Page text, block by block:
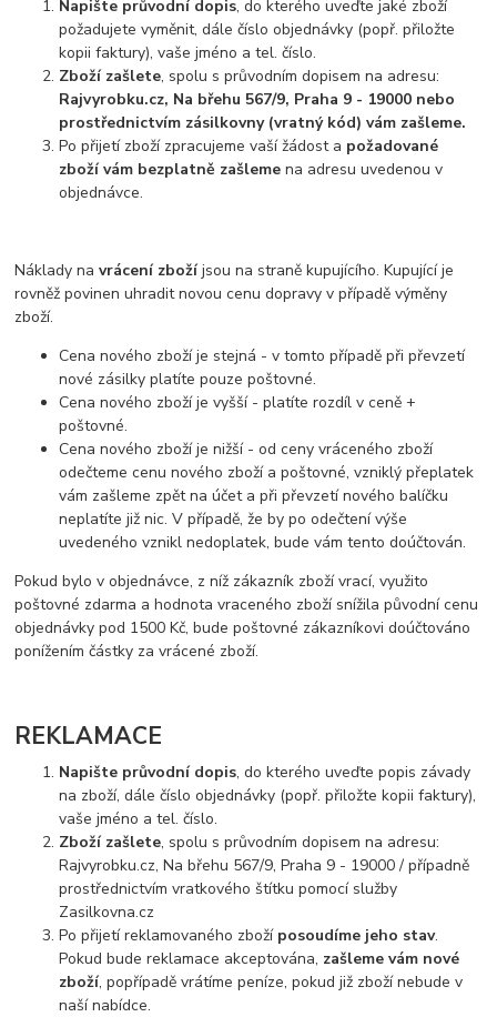
Napište průvodní dopis, do kterého uveďte jaké zboží
požadujete vyměnit, dále číslo objednávky (popř. přiložte
kopii faktury), vaše jméno a tel. číslo.
Zboží zašlete, spolu s průvodním dopisem na adresu:
Rajvyrobku.cz, Na břehu 567/9, Praha 9 - 19000 nebo
prostřednictvím zásilkovny (vratný kód) vám zašleme.
Po přijetí zboží zpracujeme vaší žádost a požadované
zboží vám bezplatně zašleme na adresu uvedenou v
objednávce.
Náklady navrácení zbožíjsou na straně kupujícího. Kupující je
rovněž povinen uhradit novou cenu dopravy v případě výměny
zboží.
Cena nového zboží je stejná - v tomto případě při převzetí
nové zásilky platíte pouze poštovné.
Cena nového zboží je vyšší - platíte rozdíl v ceně +
poštovné.
Cena nového zboží je nižší - od ceny vráceného zboží
odečteme cenu nového zboží a poštovné, vzniklý přeplatek
vám zašleme zpět na účet a při převzetí nového balíčku
neplatíte již nic. V případě, že by po odečtení výše
uvedeného vznikl nedoplatek, bude vám tento doúčtován.
Pokud bylo v objednávce, z níž zákazník zboží vrací, využito
poštovné zdarma a hodnota vraceného zboží snížila původní cenu
objednávky pod 1500 Kč, bude poštovné zákazníkovi doúčtováno
ponížením částky za vrácené zboží.
REKLAMACE
Napište průvodní dopis, do kterého uveďte popis závady
na zboží, dále číslo objednávky (popř. přiložte kopii faktury),
vaše jméno a tel. číslo.
Zboží zašlete, spolu s průvodním dopisem na adresu:
Rajvyrobku.cz, Na břehu 567/9, Praha 9 - 19000 / případně
prostřednictvím vratkového štítku pomocí služby
Zasilkovna.cz
Po přijetí reklamovaného zboží posoudíme jeho stav.
Pokud bude reklamace akceptována, zašleme vám nové
zboží, popřípadě vrátíme peníze, pokud již zboží nebude v
naší nabídce.